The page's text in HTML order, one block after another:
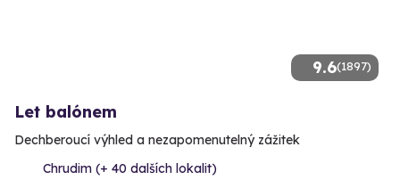
9.6(1897)
Let balónem
Dechberoucí výhled a nezapomenutelný zážitek
Chrudim (+ 40 dalších lokalit)